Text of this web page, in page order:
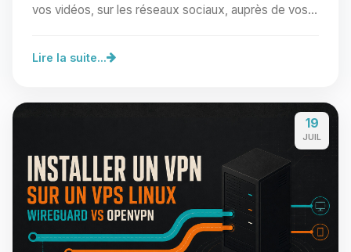
vos vidéos, sur les réseaux sociaux, auprès de vos
Lire la suite...
19
JUIL